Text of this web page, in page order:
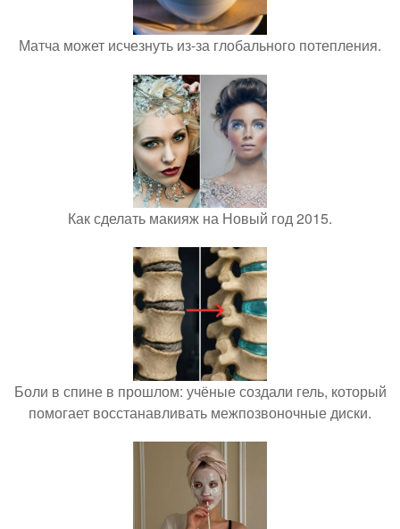
Матча может исчезнуть из-за глобального потепления.
Как сделать макияж на Новый год 2015.
Боли в спине в прошлом: учёные создали гель, который
помогает восстанавливать межпозвоночные диски.